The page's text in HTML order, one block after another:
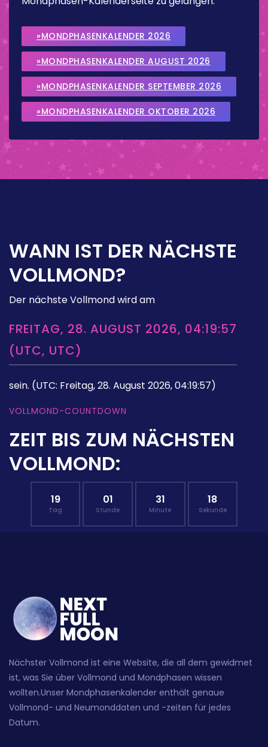
»MONDPHASENKALENDER 2026
»MONDPHASENKALENDER AUGUST 2026
»MONDPHASENKALENDER SEPTEMBER 2026
»MONDPHASENKALENDER OKTOBER 2026
WANN IST DER NÄCHSTE
VOLLMOND?
Der nächste Vollmond wird am
FREITAG, 28. AUGUST 2026, 04:19:57
(UTC, UTC)
sein. (UTC: Freitag, 28. August 2026, 04:19:57)
VOLLMOND-COUNTDOWN
ZEIT BIS ZUM NÄCHSTEN
VOLLMOND:
19
Tag
01
Stunde
31
Minute
16
Sekunde
Nächster Vollmond ist eine Website, die all dem gewidmet
ist, was Sie über Vollmond und Mondphasen wissen
wollten.Unser Mondphasenkalender enthält genaue
Vollmond- und Neumonddaten und -zeiten für jedes
Datum.